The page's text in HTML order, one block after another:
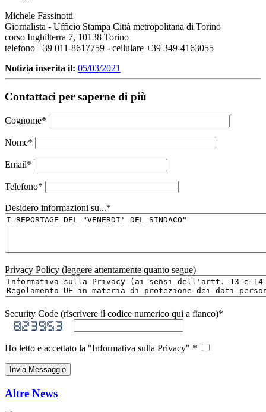
Michele Fassinotti
Giornalista - Ufficio Stampa Città metropolitana di Torino
corso Inghilterra 7, 10138 Torino
telefono +39 011-8617759 - cellulare +39 349-4163055
Notizia inserita il: 05/03/2021
Contattaci per saperne di più
Cognome*
Nome*
Email*
Telefono*
Desidero informazioni su...*
Privacy Policy (leggere attentamente quanto segue)
Security Code (riscrivere il codice numerico qui a fianco)*
Ho letto e accettato la "Informativa sulla Privacy" *
Altre News